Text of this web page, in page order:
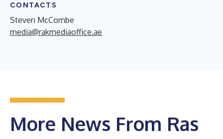
CONTACTS
Steven McCombe
media@rakmediaoffice.ae
More News From Ras